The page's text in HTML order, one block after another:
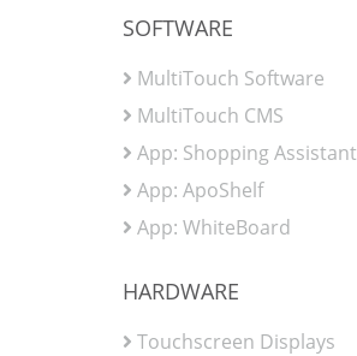
SOFTWARE
MultiTouch Software
MultiTouch CMS
App: Shopping Assistant
App: ApoShelf
App: WhiteBoard
HARDWARE
Touchscreen Displays